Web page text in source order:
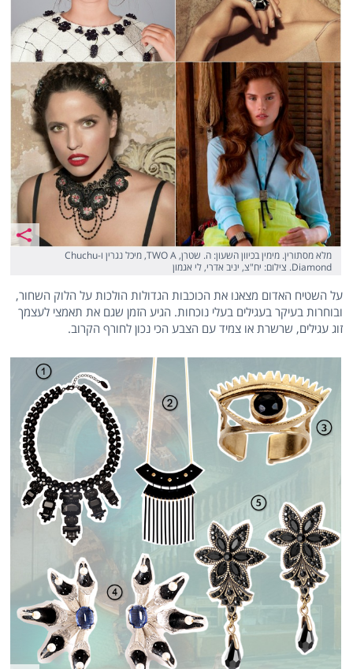
מלא מסתורין. מימין בכיוון השעון: ה. שטרן, TWO A, מיכל נגרין ו-Chuchu
Diamond. צילום: יח"צ, יניב אדרי, לי אגמון
על השטיח האדום מצאנו את הכוכבות הגדולות הולכות על הלוק השחור,
ובוחרות בעיקר בעגילים בעלי נוכחות. הגיע הזמן שגם את תאמצי לעצמך
זוג עגילים, שרשרת או צמיד עם הצבע הכי נכון לחורף הקרוב.